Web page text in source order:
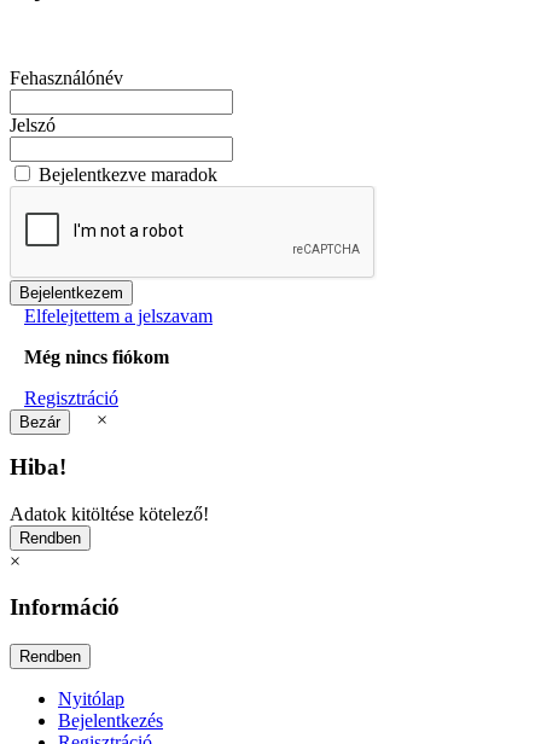
Fehasználónév
Jelszó
Bejelentkezve maradok
Elfelejtettem a jelszavam
Még nincs fiókom
Regisztráció
×
Hiba!
Adatok kitöltése kötelező!
×
Információ
Nyitólap
Bejelentkezés